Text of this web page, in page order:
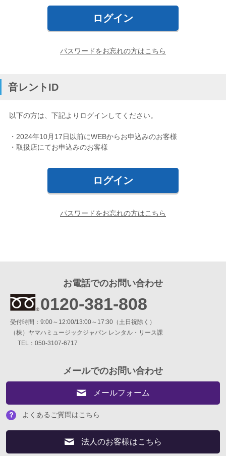
セフィーネNS MCプラン
簡易防音室 DIY.M
0120-381-808
受付時間：
（土・日・祝日を除く）
（株）ヤマハミュージックジャパン レンタル・リース課
メールでのお問い合わせ
メールフォーム
よくあるご質問はこちら
パスワードをお忘れの方はこちら
音レントID
以下の方は、下記よりログインしてください。
・2024年10月17日以前にWEBからお申込みのお客様
・取扱店にてお申込みのお客様
パスワードをお忘れの方はこちら
お電話でのお問い合わせ
0120-381-808
受付時間：9:00～12:00/13:00～17:30（土日祝除く）
（株）ヤマハミュージックジャパン レンタル・リース課
TEL：050-3107-6717
メールでのお問い合わせ
メールフォーム
よくあるご質問はこちら
法人のお客様はこちら